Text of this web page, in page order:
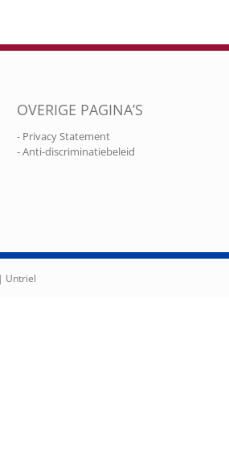
OVERIGE PAGINA’S
- Privacy Statement
- Anti-discriminatiebeleid
Untriel